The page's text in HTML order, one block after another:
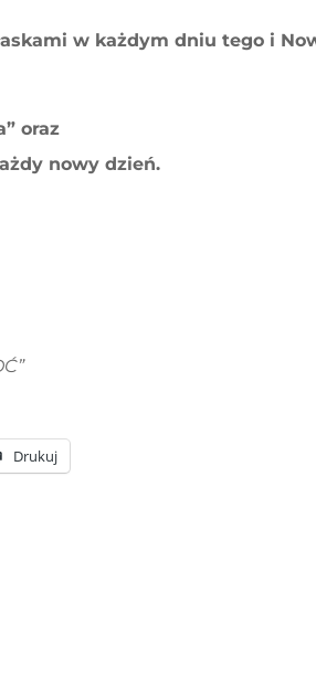
w każdym dniu tego i
oraz
nowy dzień.
Drukuj